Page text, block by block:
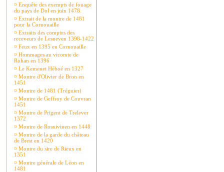
¤ Enquête des exempts de fouage
du pays de Dol en juin 1478.
¤ Extrait de la montre de 1481
pour la Cornouaille
¤ Extraits des comptes des
receveurs de Lesneven 1398-1422
¤ Feux en 1395 en Cornouaille
¤ Hommages au vicomte de
Rohan en 1396
¤ Le Kemenet Héboé en 1327
¤ Montre d'Olivier de Bron en
1451
¤ Montre de 1481 (Tréguier)
¤ Montre de Geffroy de Couvran
1451
¤ Montre de Prigent de Trelever
1372
¤ Montre de Rosnivinen en 1448
¤ Montre de la garde du château
de Brest en 1420
¤ Montre du sire de Rieux en
1351
¤ Montre générale de Léon en
1481